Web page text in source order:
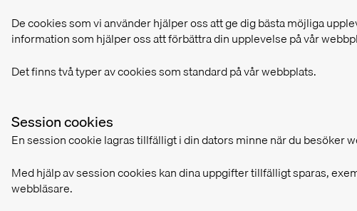
De cookies som vi använder hjälper oss att ge dig bästa möjliga
information som hjälper oss att förbättra din upplevelse på vår
Det finns två typer av cookies som standard på vår webbplats.
Session cookies
En session cookie lagras tillfälligt i din dators minne när du besöker
Med hjälp av session cookies kan dina uppgifter tillfälligt sparas,
webbläsare.